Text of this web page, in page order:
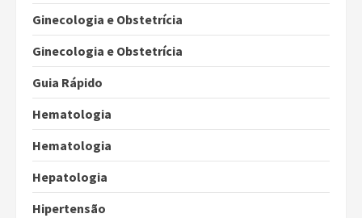
Ginecologia e Obstetrícia
Ginecologia e Obstetrícia
Guia Rápido
Hematologia
Hematologia
Hepatologia
Hipertensão